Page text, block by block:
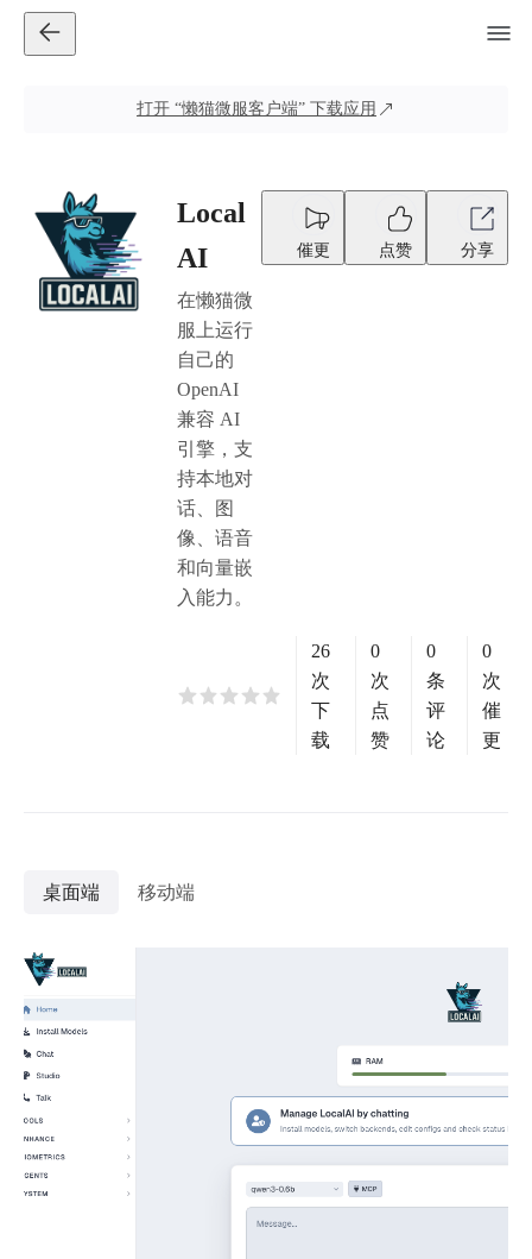
打开 “懒猫微服客户端” 下载应用
Local
AI
在懒猫微
服上运行
自己的
OpenAI
兼容 AI
引擎，支
持本地对
话、图
像、语音
和向量嵌
入能力。
催更 点赞 分享
26
次
下
载
0
次
点
赞
0
条
评
论
0
次
催
更
桌面端 移动端